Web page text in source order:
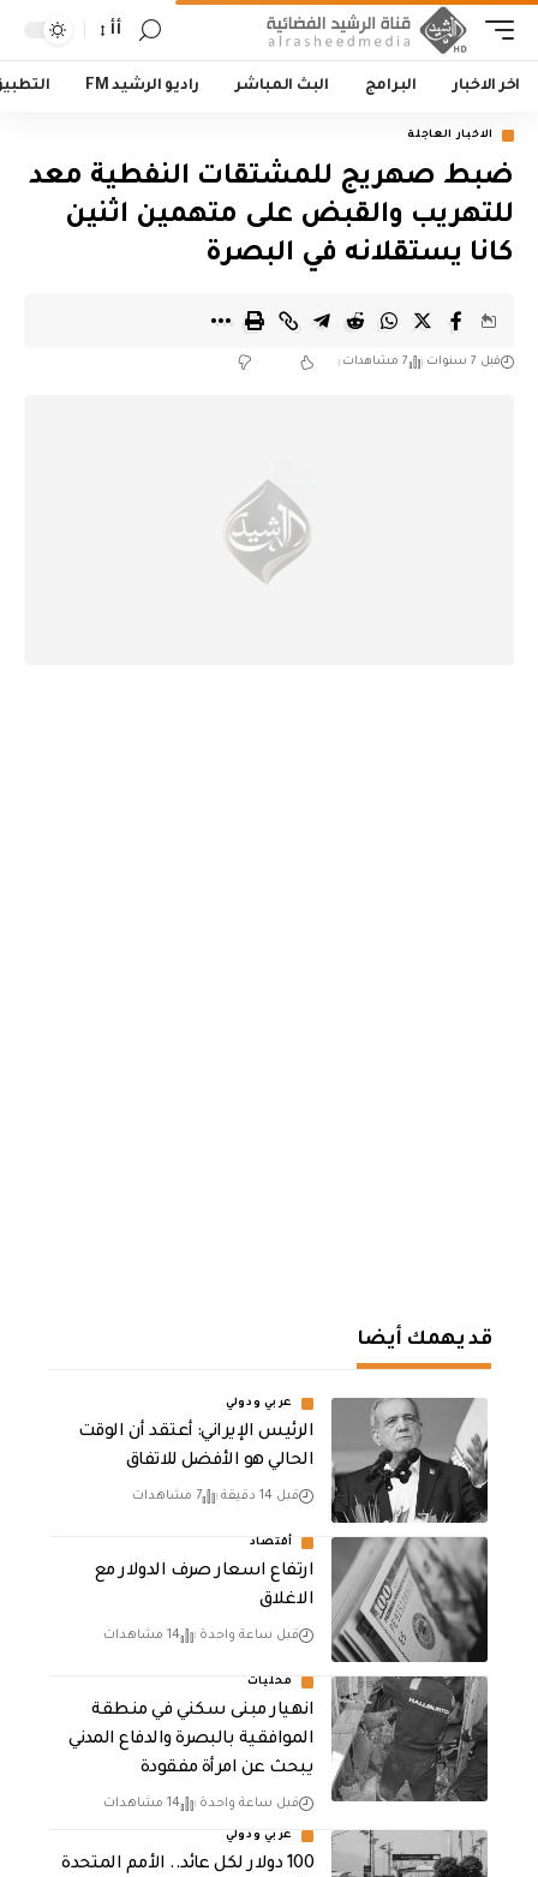
أأ
اخر الاخبار البرامج البث المباشر راديو الرشيد FM
الاخبار العاجلة
ضبط صهريج للمشتقات النفطية معد
للتهريب والقبض على متهمين اثنين
كانا يستقلانه في البصرة
قبل 7 سنوات 7 مشاهدات
قد يهمك أيضا
عربي ودولي
الرئيس الإيراني: أعتقد أن الوقت
الحالي هو الأفضل للاتفاق
قبل 14 دقيقة 7 مشاهدات
أقتصاد
ارتفاع اسعار صرف الدولار مع
الاغلاق
قبل ساعة واحدة 14 مشاهدات
محليات
انهيار مبنى سكني في منطقة
الموافقية بالبصرة والدفاع المدني
يبحث عن امرأة مفقودة
قبل ساعة واحدة 14 مشاهدات
عربي ودولي
100 دولار لكل عائد.. الأمم المتحدة